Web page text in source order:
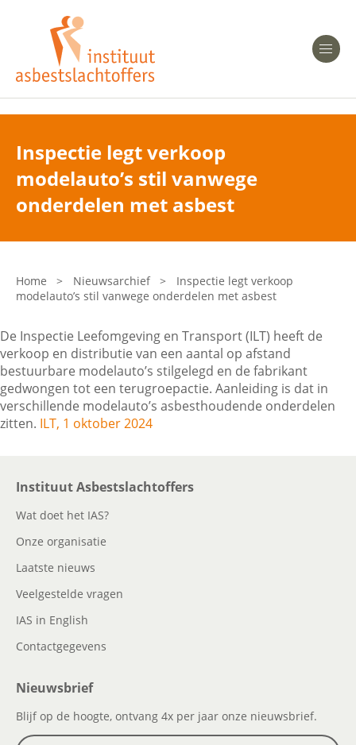
Heeft u Mesothelioom?
Heeft u Asbestose?
Bent u arts?
Bent u werkgever of verzekeraar?
Asbest en Gezondheid
Laatste nieuws
Onze organisatie
Veelgestelde vragen
Contactgegevens
Inspectie legt verkoop
modelauto’s stil vanwege
onderdelen met asbest
Home > Nieuwsarchief >
Inspectie legt verkoop
modelauto’s stil vanwege onderdelen met asbest
De Inspectie Leefomgeving en Transport (ILT) heeft de
verkoop en distributie van een aantal op afstand
bestuurbare modelauto’s stilgelegd en de fabrikant
gedwongen tot een terugroepactie. Aanleiding is dat in
verschillende modelauto’s asbesthoudende onderdelen
zitten. ILT, 1 oktober 2024
Instituut Asbestslachtoffers
Wat doet het IAS?
Onze organisatie
Laatste nieuws
Veelgestelde vragen
IAS in English
Contactgegevens
Nieuwsbrief
Blijf op de hoogte, ontvang 4x per jaar onze nieuwsbrief.